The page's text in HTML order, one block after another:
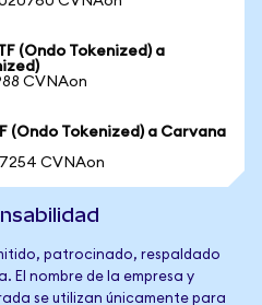
(Ondo Tokenized) a
CVNAon
(Ondo Tokenized) a Carvana
CVNAon
patrocinado, respaldado
El nombre de la empresa y
se utilizan únicamente para